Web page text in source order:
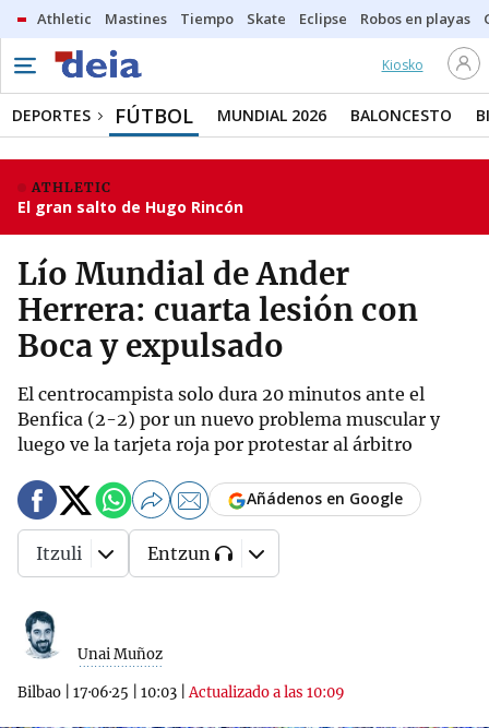
Athletic Mastines Tiempo Skate Eclipse Robos en playas
Kiosko
DEPORTES FÚTBOL MUNDIAL 2026 BALONCESTO
ATHLETIC
El gran salto de Hugo Rincón
Lío Mundial de Ander
Herrera: cuarta lesión con
Boca y expulsado
El centrocampista solo dura 20 minutos ante el
Benfica (2-2) por un nuevo problema muscular y
luego ve la tarjeta roja por protestar al árbitro
Unai Muñoz
Bilbao 17·06·25 10:03 |Actualizado a las 10:09
Añádenos en Google
Itzuli Entzun